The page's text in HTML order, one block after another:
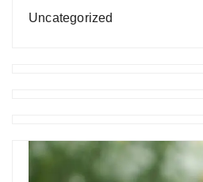
Uncategorized